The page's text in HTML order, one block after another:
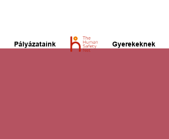
Pályázataink Gyerekeknek